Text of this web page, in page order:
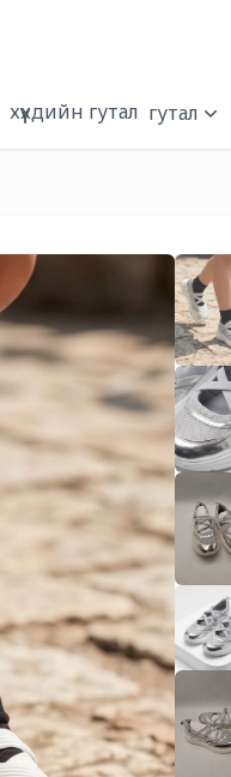
хүүхдийн гутал гутал